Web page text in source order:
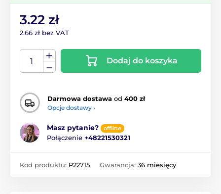
3.22 zł
2.66 zł bez VAT
Dodaj do koszyka
Darmowa dostawa od 400 zł
Opcje dostawy ›
Masz pytanie? offline
Połączenie +48221530321
Kod produktu: P22715 Gwarancja: 36 miesięcy